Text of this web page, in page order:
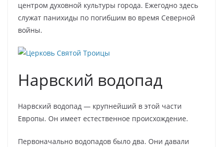
центром духовной культуры города. Ежегодно здесь
служат панихиды по погибшим во время Северной
войны.
Нарвский водопад
Нарвский водопад — крупнейший в этой части
Европы. Он имеет естественное происхождение.
Первоначально водопадов было два. Они давали